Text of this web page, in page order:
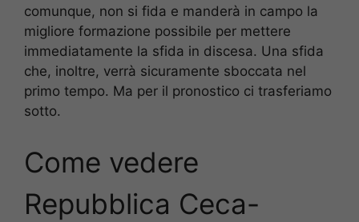
comunque, non si fida e manderà in campo la
migliore formazione possibile per mettere
immediatamente la sfida in discesa. Una sfida
che, inoltre, verrà sicuramente sboccata nel
primo tempo. Ma per il pronostico ci trasferiamo
sotto.
Come vedere
Repubblica Ceca-